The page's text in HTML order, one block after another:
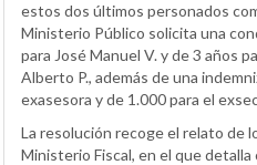
estos dos últimos personados
Ministerio Público solicita una
para José Manuel V. y de 3 años
Alberto P., además de una
exasesora y de 1.000 para el
La resolución recoge el relato de
Ministerio Fiscal, en el que